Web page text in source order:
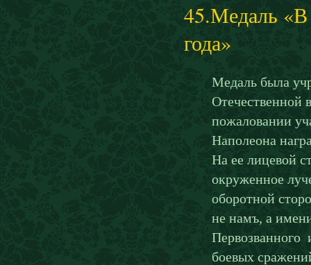
45.Медаль «В
года»
Медаль была
Отечественной
пожаловании
Наполеона
На ее лицевой
окруженное
оборотной
не намъ, а
Первозванного
боевых